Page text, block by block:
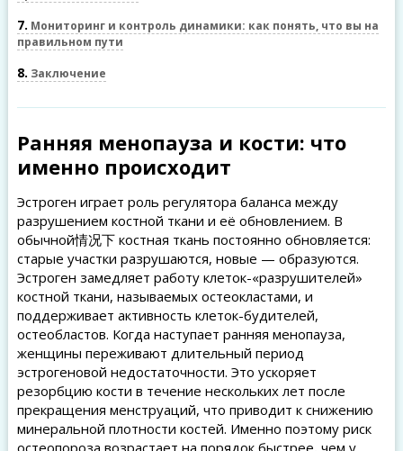
7 Мониторинг и контроль динамики: как понять, что вы на
правильном пути
8 Заключение
Ранняя менопауза и кости: что
именно происходит
Эстроген играет роль регулятора баланса между
разрушением костной ткани и её обновлением. В
обычной情况下 костная ткань постоянно обновляется:
старые участки разрушаются, новые — образуются.
Эстроген замедляет работу клеток-«разрушителей»
костной ткани, называемых остеокластами, и
поддерживает активность клеток-будителей,
остеобластов. Когда наступает ранняя менопауза,
женщины переживают длительный период
эстрогеновой недостаточности. Это ускоряет
резорбцию кости в течение нескольких лет после
прекращения менструаций, что приводит к снижению
минеральной плотности костей. Именно поэтому риск
остеопороза возрастает на порядок быстрее, чем у